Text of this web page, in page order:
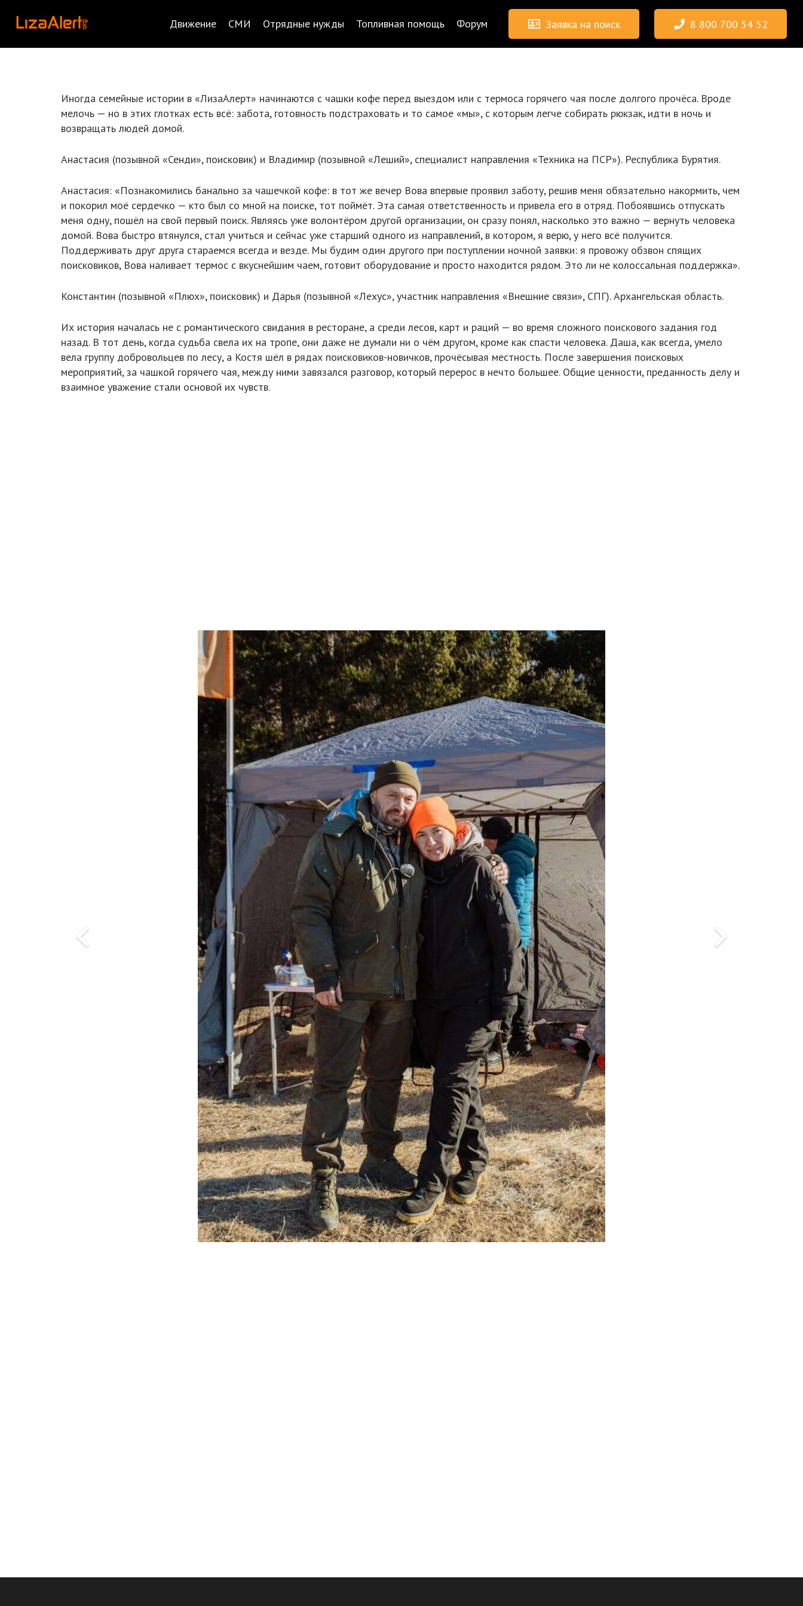
Движение СМИ Отрядные нужды Топливная помощь Форум Заявка на поиск 8 800 700 54 52
Иногда семейные истории в «ЛизаАлерт» начинаются с чашки кофе перед выездом или с термоса горячего чая после долгого прочёса. Вроде
мелочь — но в этих глотках есть всё: забота, готовность подстраховать и то самое «мы», с которым легче собирать рюкзак, идти в ночь и
возвращать людей домой.
Анастасия (позывной «Сенди», поисковик) и Владимир (позывной «Леший», специалист направления «Техника на ПСР»). Республика Бурятия.
Анастасия: «Познакомились банально за чашечкой кофе: в тот же вечер Вова впервые проявил заботу, решив меня обязательно накормить, чем
и покорил моё сердечко — кто был со мной на поиске, тот поймёт. Эта самая ответственность и привела его в отряд. Побоявшись отпускать
меня одну, пошёл на свой первый поиск. Являясь уже волонтёром другой организации, он сразу понял, насколько это важно — вернуть человека
домой. Вова быстро втянулся, стал учиться и сейчас уже старший одного из направлений, в котором, я верю, у него всё получится.
Поддерживать друг друга стараемся всегда и везде. Мы будим один другого при поступлении ночной заявки: я провожу обзвон спящих
поисковиков, Вова наливает термос с вкуснейшим чаем, готовит оборудование и просто находится рядом. Это ли не колоссальная поддержка».
Константин (позывной «Плюх», поисковик) и Дарья (позывной «Лехус», участник направления «Внешние связи», СПГ). Архангельская область.
Их история началась не с романтического свидания в ресторане, а среди лесов, карт и раций — во время сложного поискового задания год
назад. В тот день, когда судьба свела их на тропе, они даже не думали ни о чём другом, кроме как спасти человека. Даша, как всегда, умело
вела группу добровольцев по лесу, а Костя шёл в рядах поисковиков-новичков, прочёсывая местность. После завершения поисковых
мероприятий, за чашкой горячего чая, между ними завязался разговор, который перерос в нечто большее. Общие ценности, преданность делу и
взаимное уважение стали основой их чувств.